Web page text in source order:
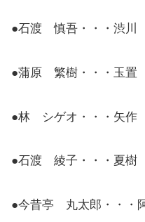
●石渡 慎吾・・・渋
●蒲原 繁樹・・・玉置
●林 シゲオ・・・矢
●石渡 綾子・・・夏樹
●今昔亭 丸太郎・・・